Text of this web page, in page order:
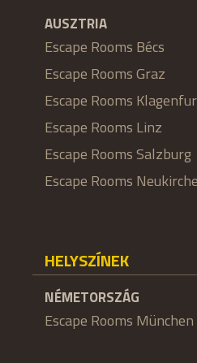
AUSZTRIA
Escape Rooms Bécs
Escape Rooms Graz
Escape Rooms
Escape Rooms Linz
Escape Rooms Salzburg
Escape Rooms
HELYSZÍNEK
NÉMETORSZÁG
Escape Rooms München